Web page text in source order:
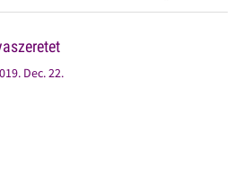
Dec. 22.